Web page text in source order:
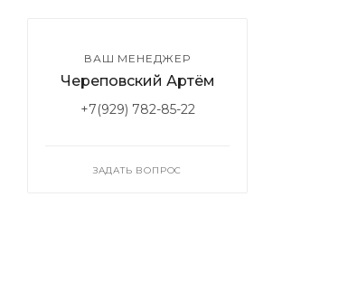
ВАШ МЕНЕДЖЕР
Череповский Артём
+7(929) 782-85-22
ЗАДАТЬ ВОПРОС